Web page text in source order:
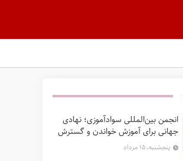
انجمن بین‌المللی سوادآموزی؛ نهادی
جهانی برای آموزش خواندن و گسترش
حق سواد
پنجشنبه, ۱۵ مرداد